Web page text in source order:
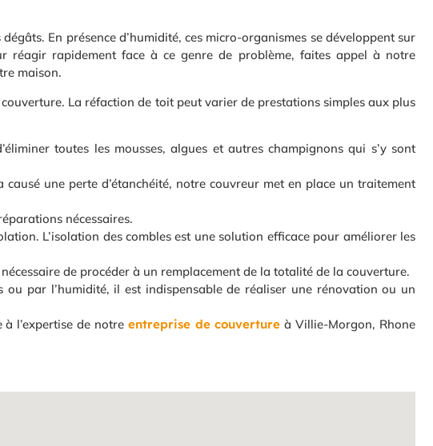
En présence d’humidité, ces micro-organismes se développent sur
réagir rapidement face à ce genre de problème, faites appel à notre
maison.
La réfaction de toit peut varier de prestations simples aux plus
toutes les mousses, algues et autres champignons qui s’y sont
une perte d’étanchéité, notre couvreur met en place un traitement
nécessaires.
L’isolation des combles est une solution efficace pour améliorer les
de procéder à un remplacement de la totalité de la couverture.
par l’humidité, il est indispensable de réaliser une rénovation ou un
l’expertise de notre entreprise de couverture à Villie-Morgon, Rhone